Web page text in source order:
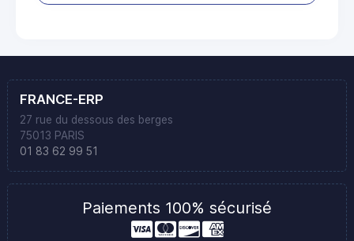
FRANCE-ERP
27 rue du dessous des berges
75013 PARIS
01 83 62 99 51
Paiements 100% sécurisé